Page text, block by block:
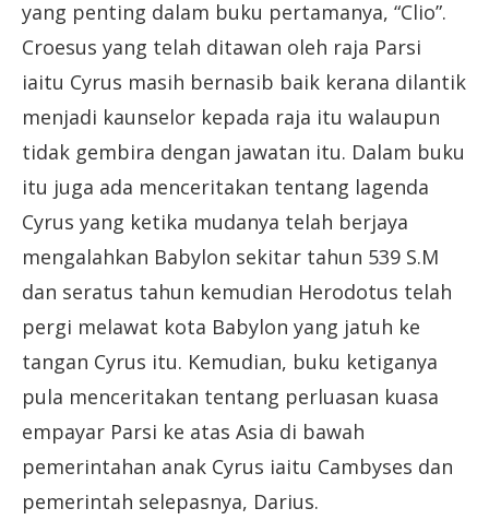
yang penting dalam buku pertamanya, “Clio”.
Croesus yang telah ditawan oleh raja Parsi
iaitu Cyrus masih bernasib baik kerana dilantik
menjadi kaunselor kepada raja itu walaupun
tidak gembira dengan jawatan itu. Dalam buku
itu juga ada menceritakan tentang lagenda
Cyrus yang ketika mudanya telah berjaya
mengalahkan Babylon sekitar tahun 539 S.M
dan seratus tahun kemudian Herodotus telah
pergi melawat kota Babylon yang jatuh ke
tangan Cyrus itu. Kemudian, buku ketiganya
pula menceritakan tentang perluasan kuasa
empayar Parsi ke atas Asia di bawah
pemerintahan anak Cyrus iaitu Cambyses dan
pemerintah selepasnya, Darius.